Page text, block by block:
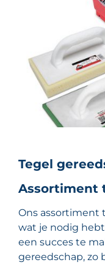
Tegel
Assortiment
Ons assortiment
wat je nodig
een succes te
gereedschap, zo